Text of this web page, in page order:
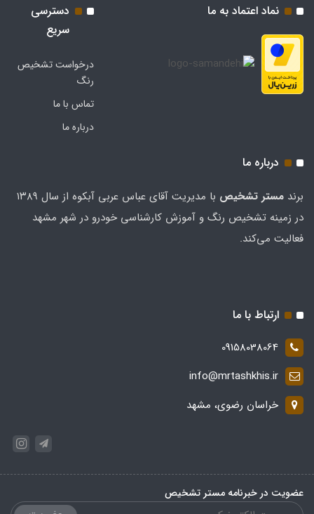
نماد اعتماد به ما
دسترسی
سریع
درخواست تشخیص
رنگ
تماس با ما
درباره ما
درباره ما
برند مستر تشخيص
با مدیریت آقای عباس عربی آبکوه از سال ۱۳۸۹
در زمینه تشخیص رنگ و آموزش کارشناسی خودرو در شهر مشهد
فعالیت می‌کند.
ارتباط با ما
09158038064
info@mrtashkhis.ir
خراسان رضوی، مشهد
عضویت در خبرنامه مستر تشخیص